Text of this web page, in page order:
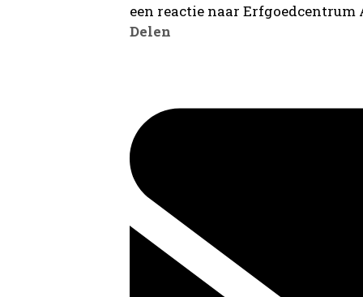
een reactie naar
Delen